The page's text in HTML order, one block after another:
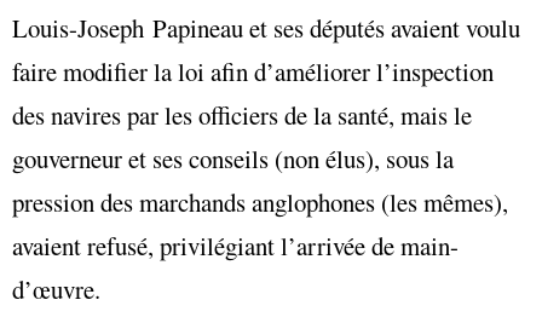
Louis-Joseph Papineau et ses députés avaient voulu
faire modifier la loi afin d’améliorer l’inspection
des navires par les officiers de la santé, mais le
gouverneur et ses conseils (non élus), sous la
pression des marchands anglophones (les mêmes),
avaient refusé, privilégiant l’arrivée de main-
d’œuvre.